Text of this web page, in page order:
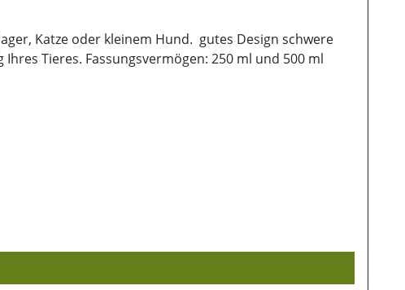
Hund. gutes Design schwere
in den Käfig Ihres Tieres. Fassungsvermögen: 250 ml und 500 ml